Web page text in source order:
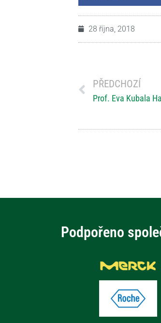
28 října, 2018
PŘEDCHOZÍ
Podpořeno